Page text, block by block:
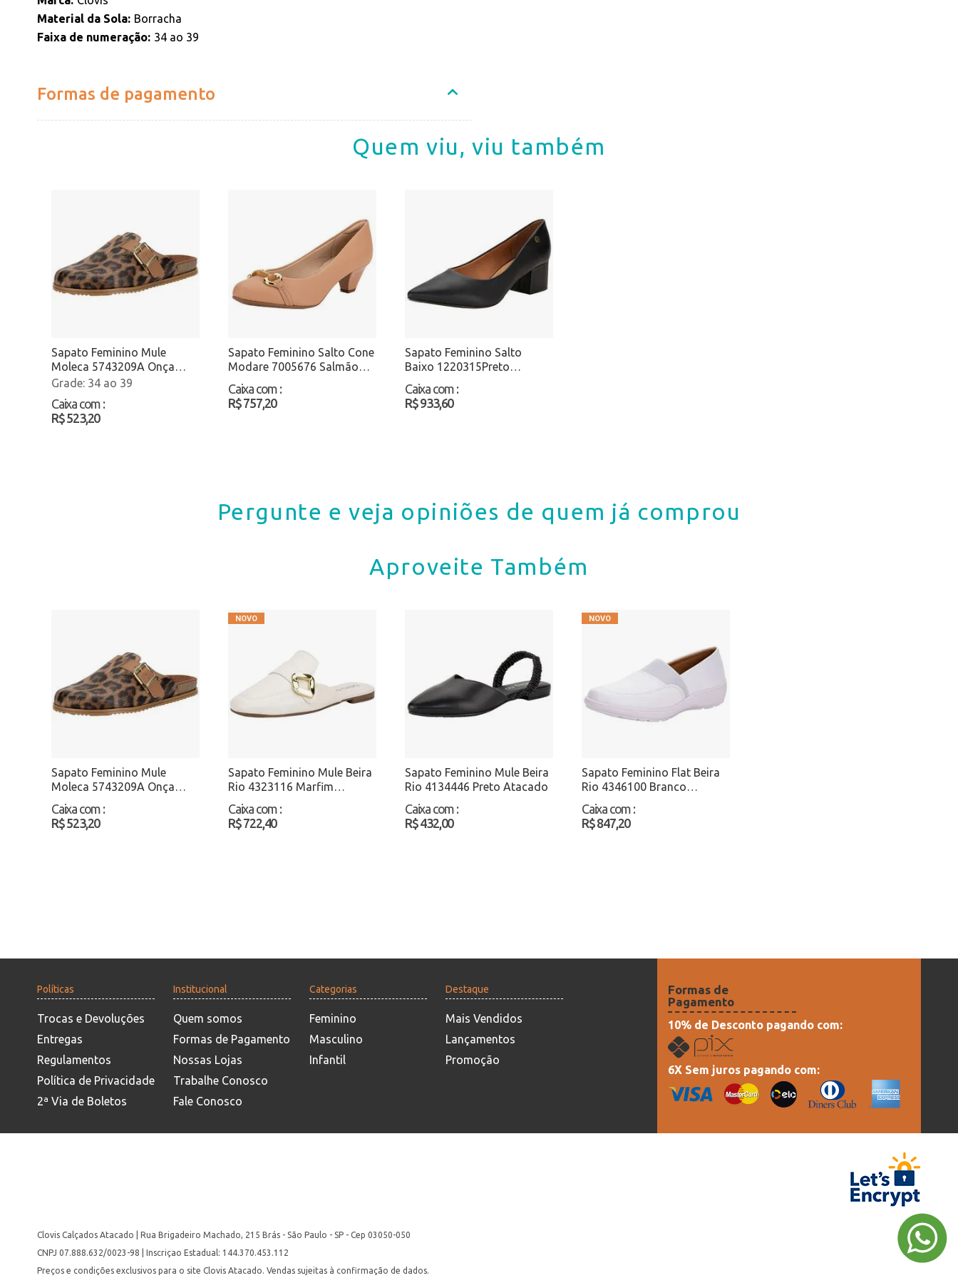
Material da Sola Borracha
Faixa de numeração 34 ao 39
Formas de pagamento
Quem viu, viu também
Sapato Feminino Mule
Moleca 5743209A Onça
Atacado34 ao 39
Caixa com :
R$ 523,20
Sapato Feminino Salto Cone
Modare 7005676 Salmão
Atacado
Caixa com :
R$ 757,20
Sapato Feminino Salto
Baixo 1220315Preto
Atacado
Caixa com :
R$ 933,60
Pergunte e veja opiniões de quem já comprou
Aproveite Também
Sapato Feminino Mule
Moleca 5743209A Onça
Atacado
Caixa com :
R$ 523,20
Sapato Feminino Mule Beira
Rio 4323116 Marfim
Atacado
Caixa com :
R$ 722,40
Sapato Feminino Mule Beira
Rio 4134446 Preto Atacado
Caixa com :
R$ 432,00
Sapato Feminino Flat Beira
Rio 4346100 Branco
Atacado
Caixa com :
R$ 847,20
Políticas
Trocas e Devoluções
Entregas
Regulamentos
Política de Privacidade
2ª Via de Boletos
Institucional
Quem somos
Formas de Pagamento
Nossas Lojas
Trabalhe Conosco
Fale Conosco
Categorias
Feminino
Masculino
Infantil
Destaque
Mais Vendidos
Lançamentos
Promoção
Formas de
Pagamento
10% de Desconto pagando com:
6X Sem juros pagando com:
Clovis Calçados Atacado | Rua Brigadeiro Machado, 215 Brás - São Paulo - SP - Cep 03050-050
CNPJ 07.888.632/0023-98 | Inscriçao Estadual: 144.370.453.112
Preços e condições exclusivos para o site Clovis Atacado. Vendas sujeitas à confirmação de dados.